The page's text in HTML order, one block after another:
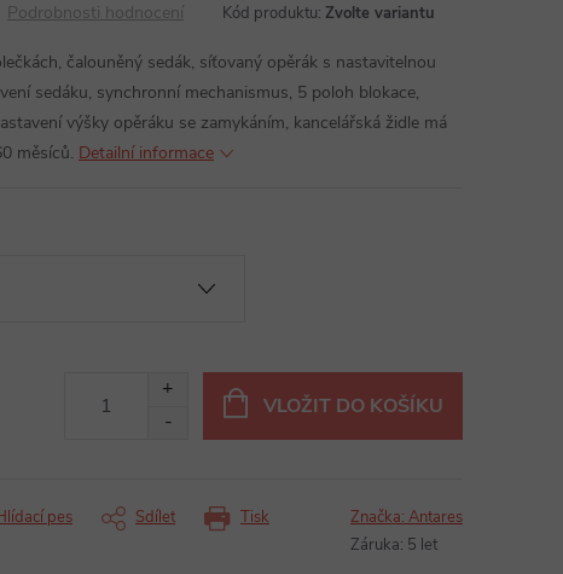
Podrobnosti hodnocení Kód produktu: Zvolte variantu
čalouněný sedák, síťovaný opěrák s nastavitelnou
sedáku, synchronní mechanismus, 5 poloh blokace,
výšky opěráku se zamykáním, kancelářská židle má
měsíců. Detailní informace
VLOŽIT DO KOŠÍKU
Tisk
pes Sdílet Značka: Antares
Záruka: 5 let